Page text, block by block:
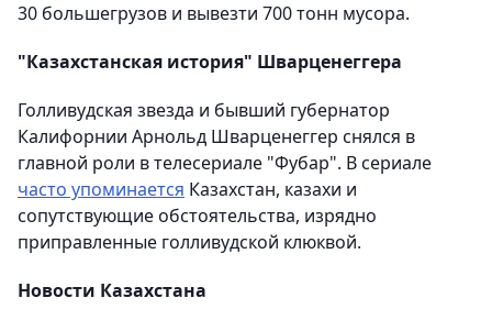
30 большегрузов и вывезти 700 тонн мусора.
"Казахстанская история" Шварценеггера
Голливудская звезда и бывший губернатор
Калифорнии Арнольд Шварценеггер снялся в
главной роли в телесериале "Фубар". В сериале
часто упоминается Казахстан, казахи и
сопутствующие обстоятельства, изрядно
приправленные голливудской клюквой.
Новости Казахстана